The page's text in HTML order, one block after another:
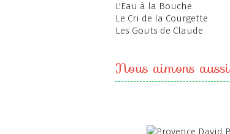
L'Eau à la Bouche
Le Cri de la Courgette
Les Gouts de Claude
Nous aimons aussi